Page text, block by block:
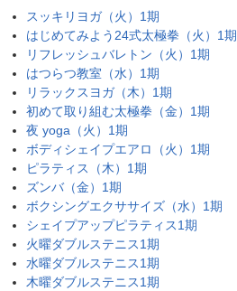
スッキリヨガ（火）1期
はじめてみよう24式太極拳（火）1期
リフレッシュバレトン（火）1期
はつらつ教室（水）1期
リラックスヨガ（木）1期
初めて取り組む太極拳（金）1期
夜 yoga（火）1期
ボディシェイプエアロ（火）1期
ピラティス（木）1期
ズンバ（金）1期
ボクシングエクササイズ（水）1期
シェイプアップピラティス1期
火曜ダブルステニス1期
水曜ダブルステニス1期
木曜ダブルステニス1期